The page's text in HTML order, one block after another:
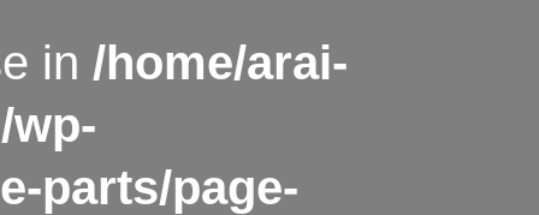
in /home/arai-
wp-
parts/page-